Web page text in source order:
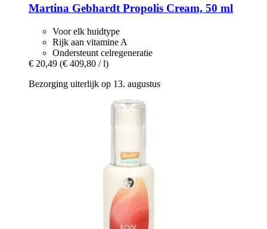
Martina GebhardtPropolis Cream, 50 ml
Voor elk huidtype
Rijk aan vitamine A
Ondersteunt celregeneratie
€ 20,49 (€ 409,80 / l)
Bezorging uiterlijk op 13. augustus